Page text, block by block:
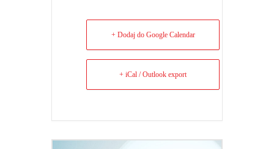
+ Dodaj do Google Calendar
+ iCal / Outlook export